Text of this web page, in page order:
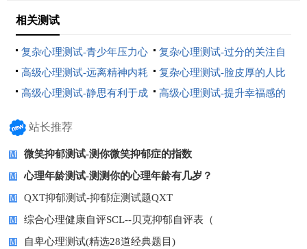
相关测试
复杂心理测试-青少年压力心
理測试
复杂心理测试-过分的关注自
己
高级心理测试-远离精神内耗 复杂心理测试-脸皮厚的人比
较容易
高级心理测试-静思有利于成 高级心理测试-提升幸福感的
站长推荐
M 微笑抑郁测试-测你微笑抑郁症的指数
M 心理年龄测试-测测你的心理年龄有几岁？
M QXT抑郁测试-抑郁症测试题QXT
M 综合心理健康自评SCL--贝克抑郁自评表（
M 自卑心理测试(精选28道经典题目)